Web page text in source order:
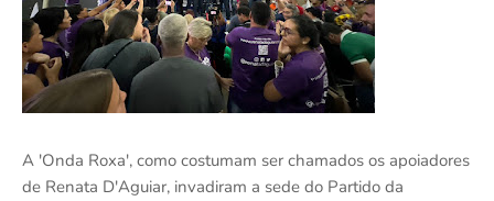
A 'Onda Roxa', como costumam ser chamados os apoiadores
de Renata D'Aguiar, invadiram a sede do Partido da